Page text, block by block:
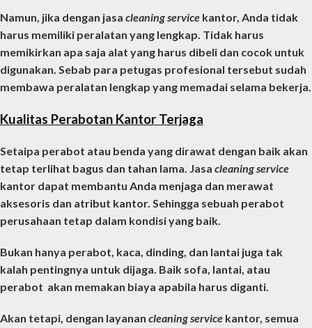
Namun, jika dengan jasa cleaning service kantor, Anda tidak
harus memiliki peralatan yang lengkap. Tidak harus
memikirkan apa saja alat yang harus dibeli dan cocok untuk
digunakan. Sebab para petugas profesional tersebut sudah
membawa peralatan lengkap yang memadai selama bekerja.
Kualitas Perabotan Kantor Terjaga
Setaipa perabot atau benda yang dirawat dengan baik akan
tetap terlihat bagus dan tahan lama. Jasa cleaning service
kantor dapat membantu Anda menjaga dan merawat
aksesoris dan atribut kantor. Sehingga sebuah perabot
perusahaan tetap dalam kondisi yang baik.
Bukan hanya perabot, kaca, dinding, dan lantai juga tak
kalah pentingnya untuk dijaga. Baik sofa, lantai, atau
perabot akan memakan biaya apabila harus diganti.
Akan tetapi, dengan layanan cleaning service kantor, semua